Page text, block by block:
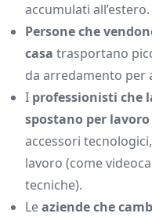
accumulati all’estero.
Persone che
casa trasportano
da arredamento per
I professionisti che
spostano per lavoro
accessori
lavoro (come
tecniche).
Leaziende che